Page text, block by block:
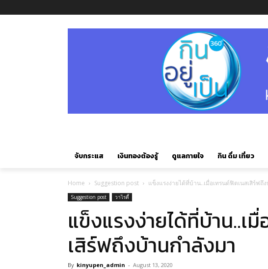
จับกระแส เงินทองต้องรู้ ดูแลกายใจ กิน ดื่ม เที่ยว
Home Suggestion post แข็งแรงง่ายได้ที่บ้าน..เมื่อเทรนด์ฟิตเนสเสิร์ฟถึ
Suggestion post วาไรตี้
แข็งแรงง่ายได้ที่บ้าน..เ
เสิร์ฟถึงบ้านกำลังมา
By kinyupen_admin - August 13, 2020